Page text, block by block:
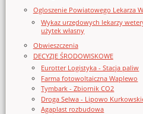
Ogloszenie Powiatowego Lekarza
Wykaz urzędowych lekarzy
użytek własny
Obwieszczenia
DECYZJE ŚRODOWISKOWE
Eurotter Logistyka - Stacja paliw
Farma fotowoltaiczna Waplewo
Tymbark - Zbiornik CO2
Droga Selwa - Lipowo
Agaplast rozbudowa